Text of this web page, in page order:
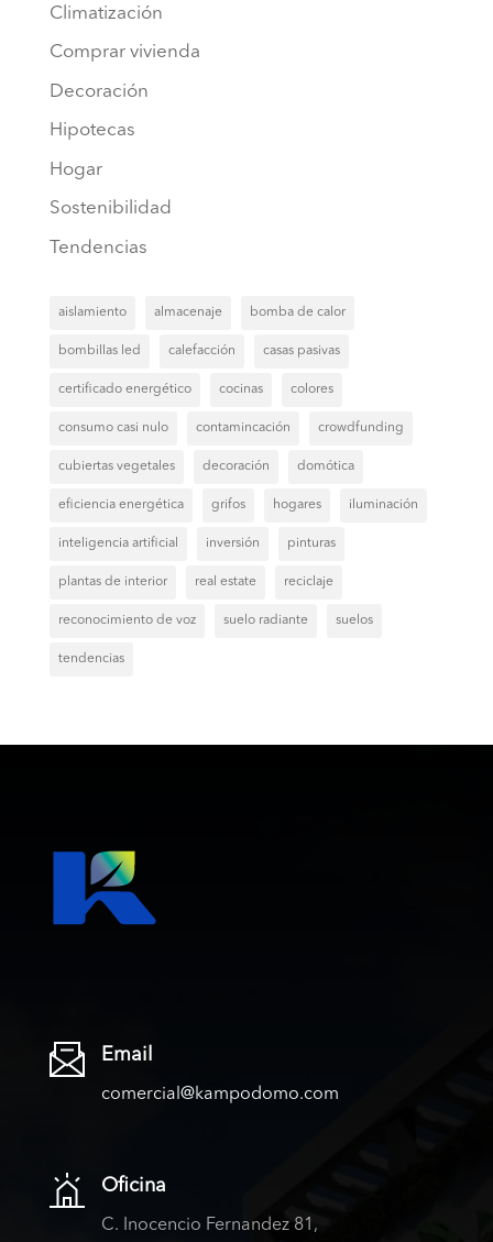
Climatización
Comprar vivienda
Decoración
Hipotecas
Hogar
Sostenibilidad
Tendencias
aislamiento almacenaje bomba de calor
bombillas led calefacción casas pasivas
certificado energético cocinas colores
consumo casi nulo contamincación crowdfunding
cubiertas vegetales decoración domótica
eficiencia energética grifos hogares iluminación
inteligencia artificial inversión pinturas
plantas de interior real estate reciclaje
reconocimiento de voz suelo radiante suelos
tendencias
Email
comercial@kampodomo.com
Oficina
C. Inocencio Fernandez 81,